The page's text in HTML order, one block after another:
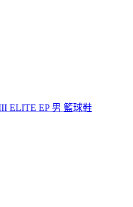
ELITE EP 男 籃球鞋